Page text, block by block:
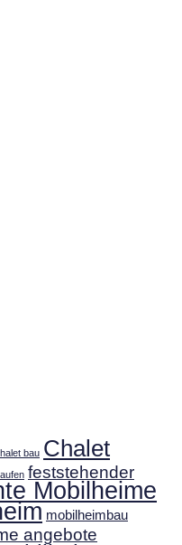
bau Chalet
feststehender
Mobilheime
mobilheimbau
angebote